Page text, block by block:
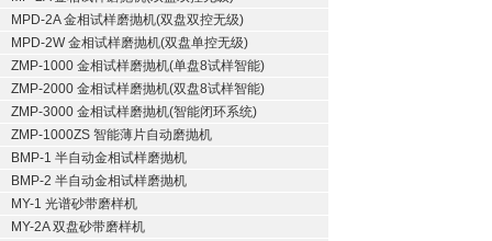
MPD-2A 金相试样磨抛机(双盘双控无级)
MPD-2W 金相试样磨抛机(双盘单控无级)
ZMP-1000 金相试样磨抛机(单盘8试样智能)
ZMP-2000 金相试样磨抛机(双盘8试样智能)
ZMP-3000 金相试样磨抛机(智能闭环系统)
ZMP-1000ZS 智能薄片自动磨抛机
BMP-1 半自动金相试样磨抛机
BMP-2 半自动金相试样磨抛机
MY-1 光谱砂带磨样机
MY-2A 双盘砂带磨样机